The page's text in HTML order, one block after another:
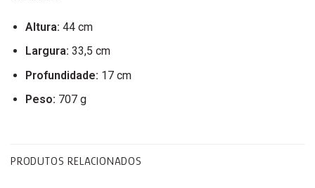
Altura: 44 cm
Largura: 33,5 cm
Profundidade: 17 cm
Peso: 707 g
PRODUTOS RELACIONADOS